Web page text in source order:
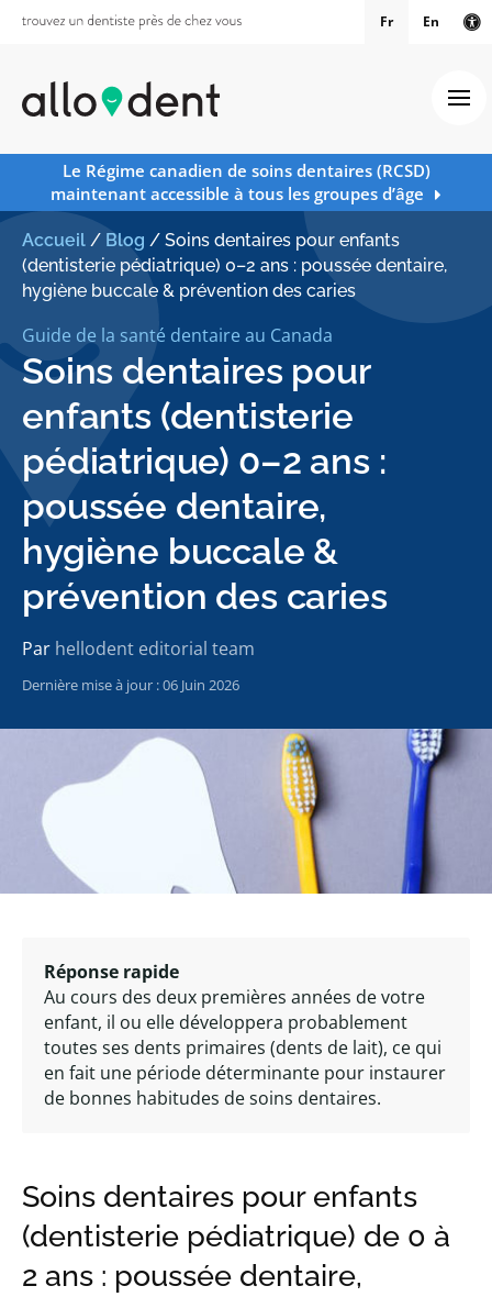
Fr En
Le Régime canadien de soins dentaires (RCSD)
maintenant accessible à tous les groupes d’âge
Accueil / Blog / Soins dentaires pour enfants
(dentisterie pédiatrique) 0–2 ans : poussée dentaire,
hygiène buccale & prévention des caries
Guide de la santé dentaire au Canada
Soins dentaires pour
enfants (dentisterie
pédiatrique) 0–2 ans :
poussée dentaire,
hygiène buccale &
prévention des caries
Par hellodent editorial team
Dernière mise à jour : 06 Juin 2026
Réponse rapide
Au cours des deux premières années de votre
enfant, il ou elle développera probablement
toutes ses dents primaires (dents de lait), ce qui
en fait une période déterminante pour instaurer
de bonnes habitudes de soins dentaires.
Soins dentaires pour enfants
(dentisterie pédiatrique) de 0 à
2 ans : poussée dentaire,